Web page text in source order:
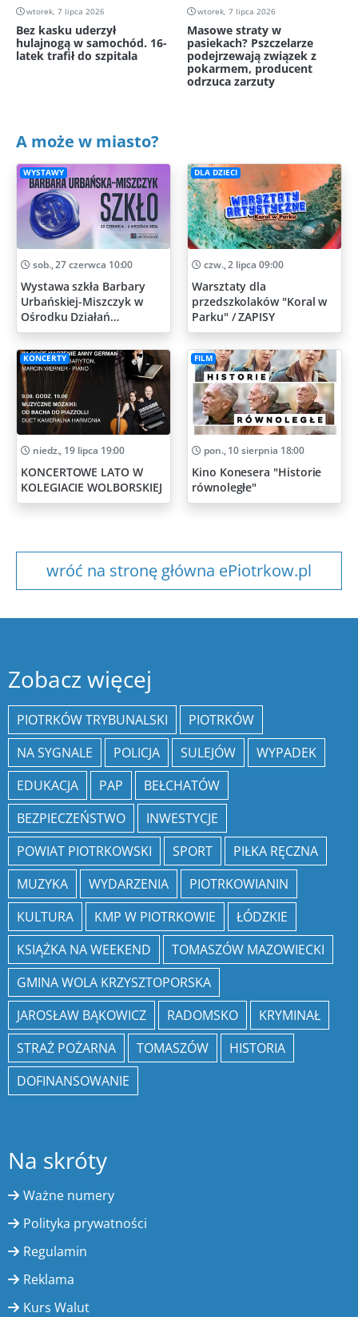
wtorek, 7 lipca 2026
Bez kasku uderzył
hulajnogą w samochód. 16-
latek trafił do szpitala
wtorek, 7 lipca 2026
Masowe straty w
pasiekach? Pszczelarze
podejrzewają związek z
pokarmem, producent
odrzuca zarzuty
A może w miasto?
WYSTAWY
sob., 27 czerwca 10:00
Wystawa szkła Barbary
Urbańskiej-Miszczyk w
Ośrodku Działań
Artystycznych
DLA DZIECI
czw., 2 lipca 09:00
Warsztaty dla
przedszkolaków "Koral w
Parku" / ZAPISY
KONCERTY
niedz., 19 lipca 19:00
KONCERTOWE LATO W
KOLEGIACIE WOLBORSKIEJ
FILM
pon., 10 sierpnia 18:00
Kino Konesera "Historie
równoległe"
wróć na stronę główna ePiotrkow.pl
Zobacz więcej
PIOTRKÓW TRYBUNALSKI
PIOTRKÓW
NA SYGNALE
POLICJA SULEJÓW
WYPADEK
EDUKACJA
PAP
BEŁCHATÓW
BEZPIECZEŃSTWO
INWESTYCJE
POWIAT PIOTRKOWSKI
SPORT
PIŁKA RĘCZNA
MUZYKA
WYDARZENIA
PIOTRKOWIANIN
KULTURA
KMP W PIOTRKOWIE
ŁÓDZKIE
KSIĄŻKA NA WEEKEND
TOMASZÓW MAZOWIECKI
GMINA WOLA KRZYSZTOPORSKA
JAROSŁAW BĄKOWICZ
RADOMSKO
KRYMINAŁ
STRAŻ POŻARNA
TOMASZÓW
HISTORIA
DOFINANSOWANIE
Na skróty
Ważne numery
Polityka prywatności
Regulamin
Reklama
Kurs Walut